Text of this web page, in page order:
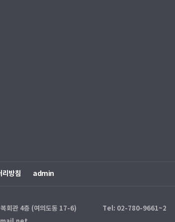
리방침 admin
회관 4층 (여의도동 17-6)
Tel: 02-780-9661~2